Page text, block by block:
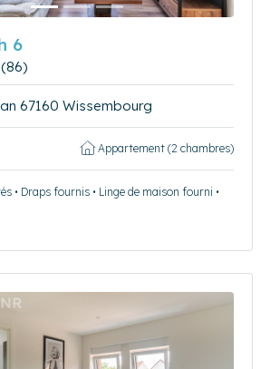
6
(86)
67160 Wissembourg
Appartement (2 chambres)
• Draps fournis • Linge de maison fourni •